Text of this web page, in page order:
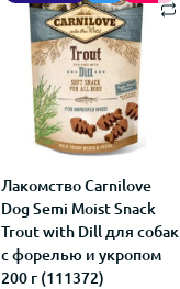
Лакомство Carnilove
Dog Semi Moist Snack
Trout with Dill для собак
с форелью и укропом
200 г (111372)